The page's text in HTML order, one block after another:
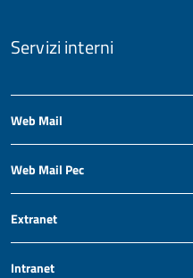
Servizi interni
Web Mail
Web Mail Pec
Extranet
Intranet